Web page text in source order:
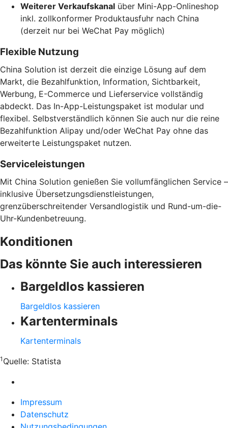
Weiterer Verkaufskanal über Mini-App-Onlineshop
inkl. zollkonformer Produktausfuhr nach China
(derzeit nur bei WeChat Pay möglich)
Flexible Nutzung
China Solution ist derzeit die einzige Lösung auf dem
Markt, die Bezahlfunktion, Information, Sichtbarkeit,
Werbung, E-Commerce und Lieferservice vollständig
abdeckt. Das In-App-Leistungspaket ist modular und
flexibel. Selbstverständlich können Sie auch nur die reine
Bezahlfunktion Alipay und/oder WeChat Pay ohne das
erweiterte Leistungspaket nutzen.
Serviceleistungen
Mit China Solution genießen Sie vollumfänglichen Service –
inklusive Übersetzungsdienstleistungen,
grenzüberschreitender Versandlogistik und Rund-um-die-
Uhr-Kundenbetreuung.
Konditionen
Das könnte Sie auch interessieren
Bargeldlos kassieren
Bargeldlos kassieren
Kartenterminals
Kartenterminals
1 Quelle: Statista
Impressum
Datenschutz